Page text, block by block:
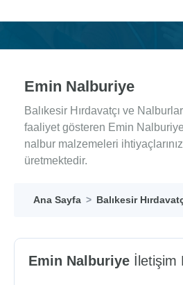
Emin Nalburiye
Balıkesir Hırdavatçı ve
faaliyet gösteren Emin
nalbur malzemeleri
üretmektedir.
Ana Sayfa Balıkesir
Emin Nalburiye İletişim